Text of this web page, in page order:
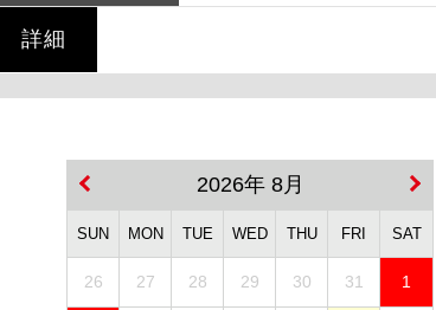
詳細
2026年 8月
SUN MON TUE WED THU FRI SAT
26 27 28 29 30 31 1